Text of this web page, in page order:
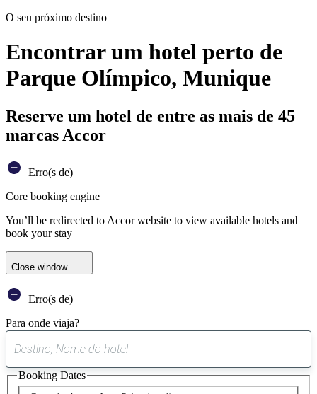
O seu próximo destino
Encontrar um hotel perto de
Parque Olímpico, Munique
Reserve um hotel de entre as mais de 45
marcas Accor
Erro(s de)
Core booking engine
You’ll be redirected to Accor website to view available hotels and
book your stay
Close window
Erro(s de)
Para onde viaja?
sugestão
encontrada
Booking Dates